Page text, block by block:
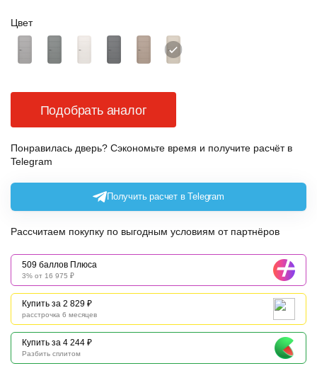
Цвет
Подобрать аналог
Понравилась дверь? Сэкономьте время и получите расчёт в
Telegram
Получить расчет в Telegram
Рассчитаем покупку по выгодным условиям от партнёров
509 баллов Плюса
3% от 16 975 ₽
Купить за 2 829 ₽
расстрочка 6 месяцев
Купить за 4 244 ₽
Разбить сплитом